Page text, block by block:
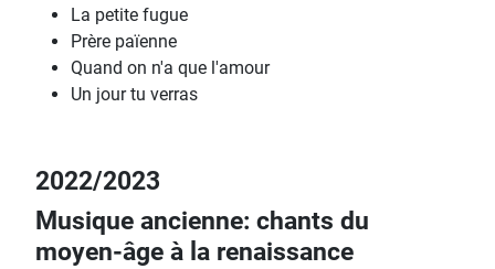
La petite fugue
Prère païenne
Quand on n'a que l'amour
Un jour tu verras
2022/2023
Musique ancienne: chants du
moyen-âge à la renaissance